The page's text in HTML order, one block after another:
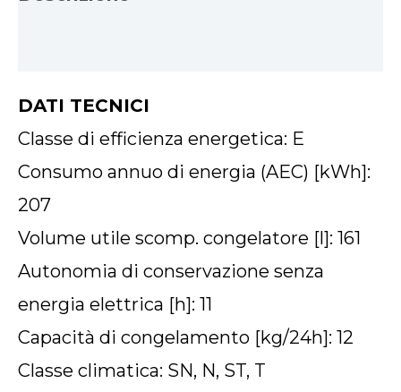
DATI TECNICI
Classe di efficienza energetica: E
Consumo annuo di energia (AEC) [kWh]:
207
Volume utile scomp. congelatore [l]: 161
Autonomia di conservazione senza
energia elettrica [h]: 11
Capacità di congelamento [kg/24h]: 12
Classe climatica: SN, N, ST, T